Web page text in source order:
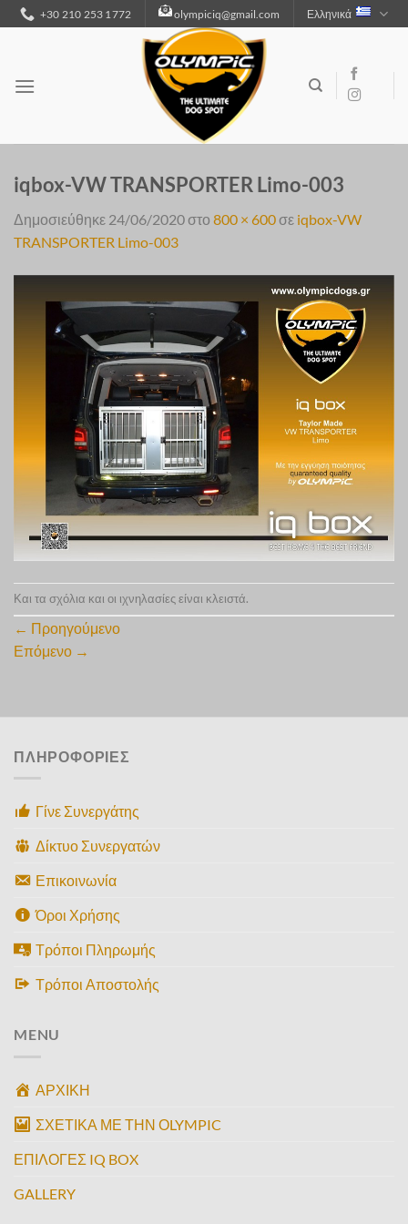
Μετάβαση
στο
+30 210 253 1772 olympiciq@gmail.com Ελληνικά
iqbox-VW TRANSPORTER Limo-003
Δημοσιεύθηκε 24/06/2020στο 800 × 600σε iqbox-VW
TRANSPORTER Limo-003
Και τα σχόλια και οι ιχνηλασίες είναι κλειστά.
← Προηγούμενο
Επόμενο →
ΠΛΗΡΟΦΟΡΙΕΣ
Γίνε Συνεργάτης
Δίκτυο Συνεργατών
Επικοινωνία
Όροι Χρήσης
Τρόποι Πληρωμής
Τρόποι Αποστολής
MENU
ΑΡΧΙΚΗ
ΣΧΕΤΙΚΑ ΜΕ ΤΗΝ ΟLYMPIC
ΕΠΙΛΟΓΕΣ IQ BOX
GALLERY